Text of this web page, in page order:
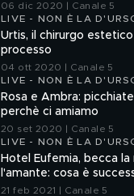
06 dic 2020 | Canale 5
LIVE - NON È LA
Urtis, il chirurgo
processo
04 ott 2020 | Canale 5
LIVE - NON È LA
Rosa e Ambra:
perchè ci amiamo
20 set 2020 | Canale 5
LIVE - NON È LA
Hotel Eufemia, becca la
l'amante: cosa è
21 feb 2021 | Canale 5